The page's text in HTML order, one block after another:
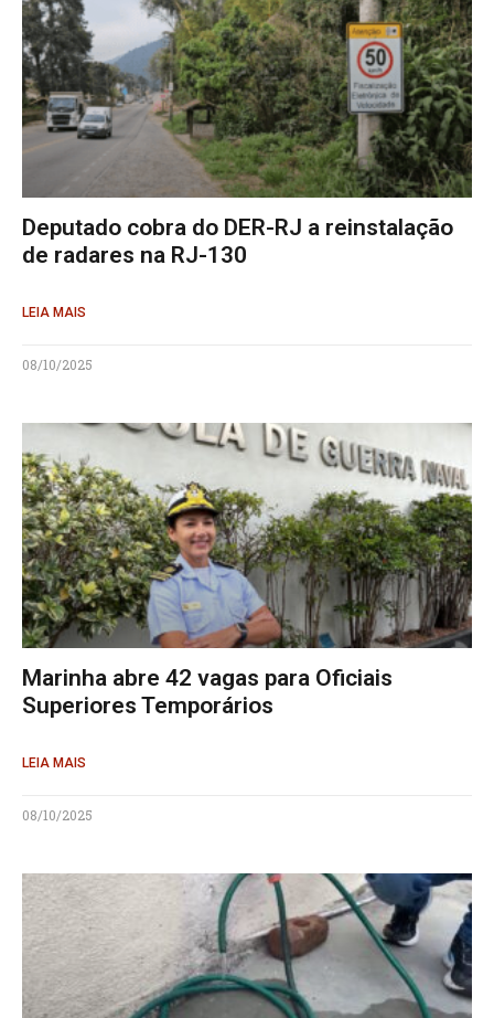
Deputado cobra do DER-RJ a reinstalação
de radares na RJ-130
LEIA MAIS
08/10/2025
Marinha abre 42 vagas para Oficiais
Superiores Temporários
LEIA MAIS
08/10/2025